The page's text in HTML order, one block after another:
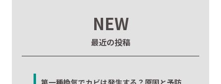
NEW
最近の投稿